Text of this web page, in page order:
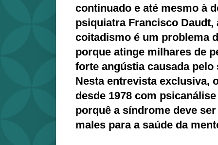
continuado e até mesmo à
psiquiatra Francisco Daudt,
coitadismo é um problema
porque atinge milhares de
forte angústia causada
Nesta entrevista exclusiva,
desde 1978 com
porquê a síndrome deve
males para a saúde da